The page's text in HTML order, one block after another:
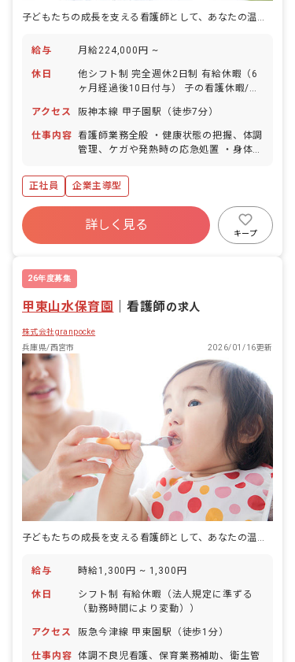
子どもたちの成長を支える看護師として、あなたの温かい心が輝く場所がここにあります。
給与 月給224,000円 ~
休日
他シフト制 完全週休2日制 有給休暇（6
ヶ月経過後10日付与） 子の看護休暇/育
護休暇・休業 産休･育休制度・特別休暇
※年間休日110日
アクセス 阪神本線 甲子園駅（徒歩7分）
仕事内容
看護師業務全般 ・健康状態の把握、体調
管理、ケガや発熱時の応急処置 ・身体測
成 ・保護者様への連絡や体調不良児のア
ドバイス ・絵本の読み聞かせや遊び、身
の回りの世話、片付け等 ■園児年齢層：
0～2歳児
正社員 企業主導型
詳しく見る
キープ
26年度募集
甲東山水保育園 ｜看護師の求人
株式会社granpocke
兵庫県/西宮市
2026/01/16更新
給与 時給1,300円 ~ 1,300円
休日
シフト制 有給休暇（法人規定に準ずる
（勤務時間により変動））
アクセス 阪急今津線 甲東園駅（徒歩1分）
仕事内容 体調不良児看護、保育業務補助、衛生管